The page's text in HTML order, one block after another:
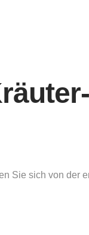
Sie sich von der